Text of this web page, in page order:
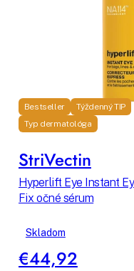
Bestseller
Týždenný TIP
Typ dermatológa
StriVectin
Hyperlift Eye Instant
Fix očné sérum
Skladom
€44,92